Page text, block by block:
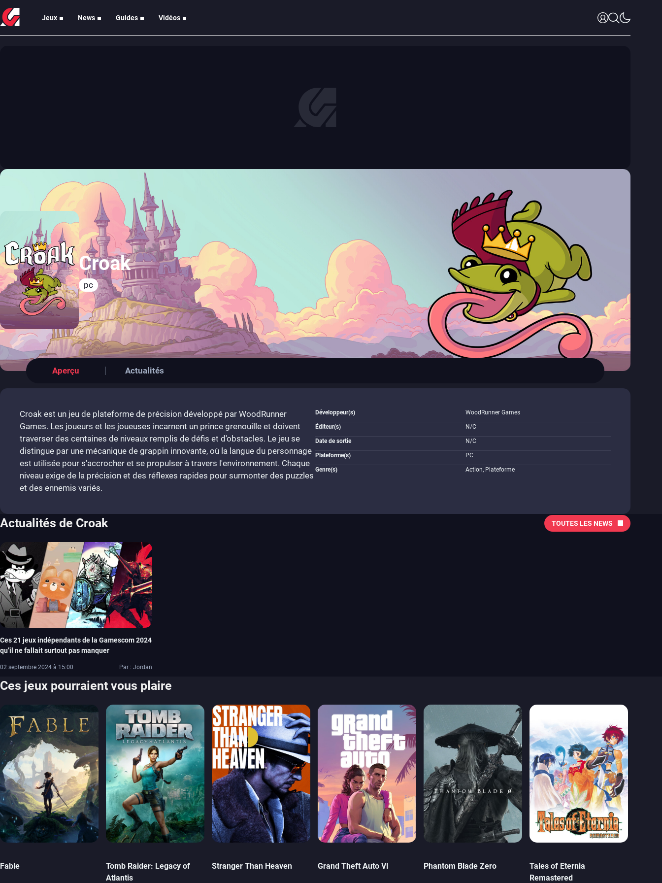
Jeux News Guides Vidéos
Croak
pc
Aperçu Actualités
Croak est un jeu de plateforme de précision développé par WoodRunner
Games. Les joueurs et les joueuses incarnent un prince grenouille et doivent
traverser des centaines de niveaux remplis de défis et d'obstacles. Le jeu se
distingue par une mécanique de grappin innovante, où la langue du personnage
est utilisée pour s'accrocher et se propulser à travers l'environnement. Chaque
niveau exige de la précision et des réflexes rapides pour surmonter des puzzles
et des ennemis variés.
Développeur(s) WoodRunner Games
Éditeur(s) N/C
Date de sortie N/C
Plateforme(s) PC
Genre(s) Action, Plateforme
Actualités de Croak
Ces 21 jeux indépendants de la Gamescom 2024
qu’il ne fallait surtout pas manquer
02 septembre 2024 à 15:00 Par : Jordan
TOUTES LES NEWS
Ces jeux pourraient vous plaire
Fable
Tomb Raider: Legacy of
Atlantis
Stranger Than Heaven Grand Theft Auto VI Phantom Blade Zero
Tales of Eternia
Remastered